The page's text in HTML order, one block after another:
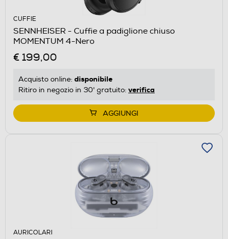
CUFFIE
SENNHEISER - Cuffie a padiglione chiuso
MOMENTUM 4-Nero
€ 199,00
Acquisto online: disponibile
Ritiro in negozio in 30' gratuito: verifica
AGGIUNGI
AURICOLARI